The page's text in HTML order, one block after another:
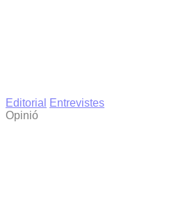
Editorial
Entrevistes
Opinió